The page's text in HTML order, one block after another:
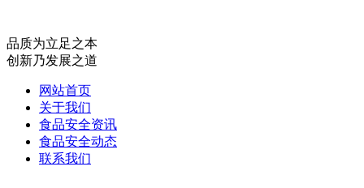
品质为立足之本
创新乃发展之道
网站首页
关于我们
食品安全资讯
食品安全动态
联系我们